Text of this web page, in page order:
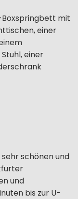
Boxspringbett mit
einer
einer
schönen und
und
bis zur U-